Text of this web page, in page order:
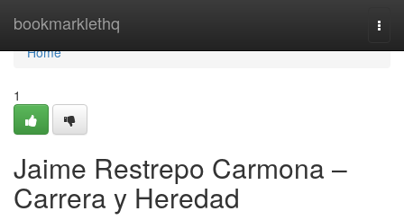
bookmarklethq
Home
Home
1
Jaime Restrepo Carmona –
Carrera y Heredad